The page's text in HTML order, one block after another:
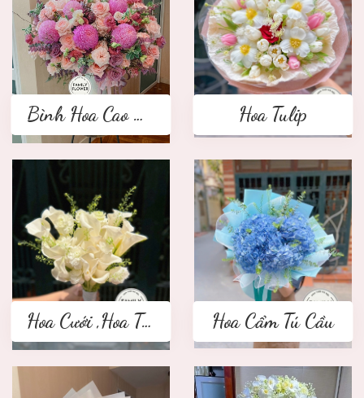
Bình Hoa Cao Cấp Hoa Tulip
Hoa Cưới ,Hoa Tay Cầm Cô Dâu Hoa Cẩm Tú Cầu